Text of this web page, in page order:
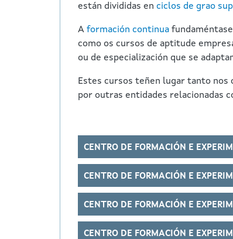
están divididas en ciclos de grao
A formación continua
como os cursos de aptitude
ou de especialización que se
Estes cursos teñen lugar tanto nos
por outras entidades relacionadas
CENTRO DE FORMACIÓN E
CENTRO DE FORMACIÓN E
CENTRO DE FORMACIÓN E
CENTRO DE FORMACIÓN E